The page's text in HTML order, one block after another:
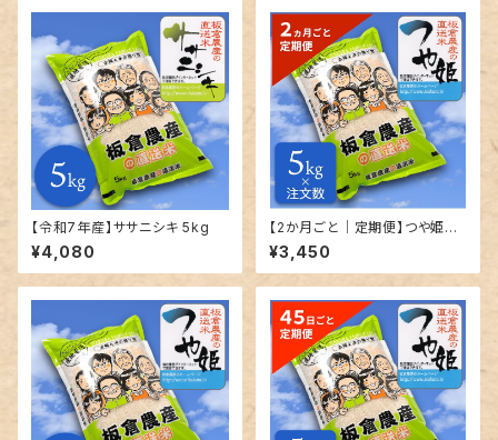
【令和7年産】ササニシキ 5kg
¥4,080
【2か月ごと｜定期便】つや姫｜
精米｜5kg単位で発送
¥3,450